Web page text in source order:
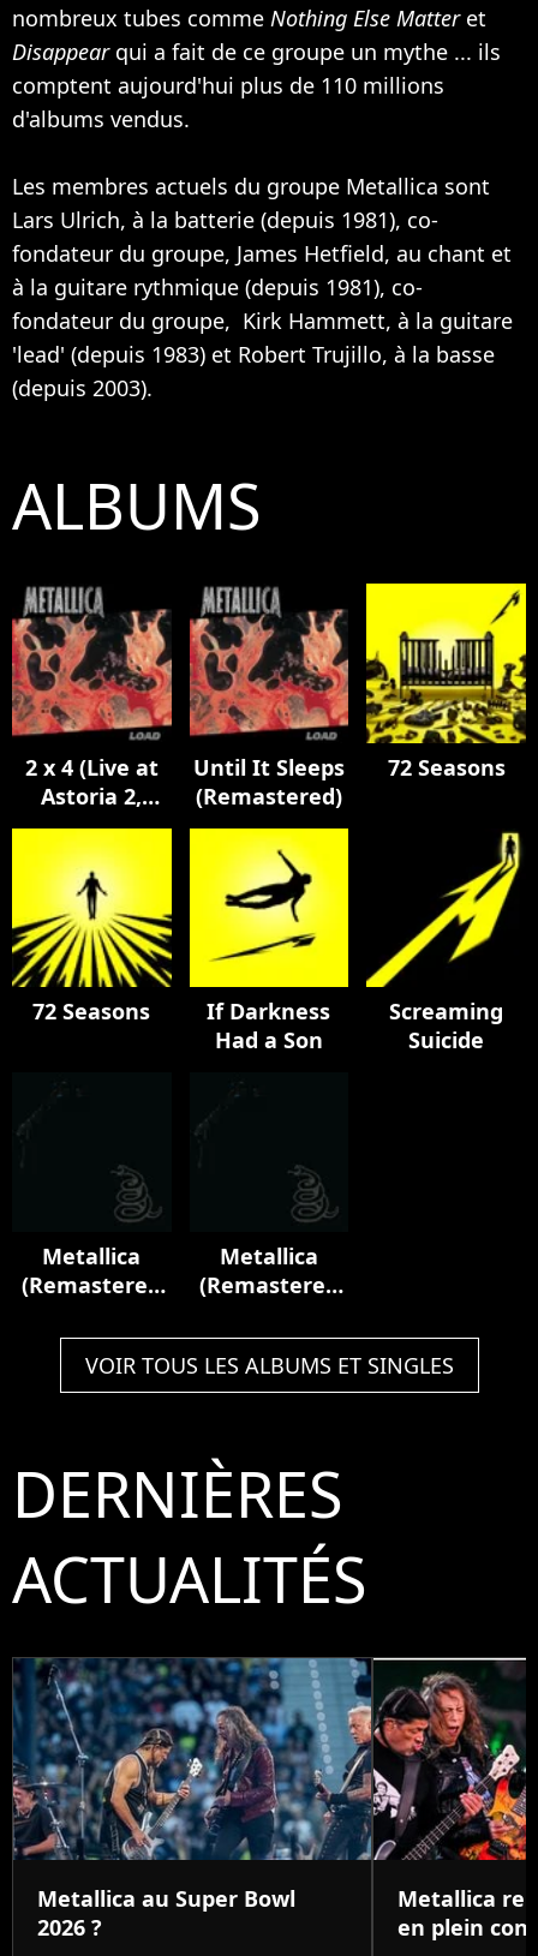
nombreux tubes comme Nothing Else Matteret
Disappear qui a fait de ce groupe un mythe ... ils
comptent aujourd'hui plus de 110 millions
d'albums vendus.
Les membres actuels du groupe Metallica sont
Lars Ulrich, à la batterie (depuis 1981), co-
fondateur du groupe, James Hetfield, au chant et
à la guitare rythmique (depuis 1981), co-
fondateur du groupe, Kirk Hammett, à la guitare
'lead' (depuis 1983) et Robert Trujillo, à la basse
(depuis 2003).
ALBUMS
2 x 4 (Live at
Astoria 2,
London,
England / 23rd
August 1995)
Until It Sleeps
(Remastered)
72 Seasons
72 Seasons
If Darkness
Had a Son
Screaming
Suicide
Metallica
(Remastered
Set)
Metallica
(Remastered
VOIR TOUS LES ALBUMS ET SINGLES
DERNIÈRES
ACTUALITÉS
Metallica au Super Bowl
2026 ?
Metallica
en plein